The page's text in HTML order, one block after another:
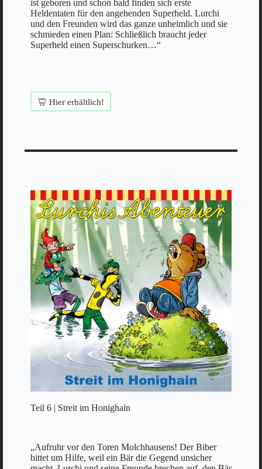
ist geboren und schon bald finden sich erste
Heldentaten für den angehenden Superheld. Lurchi
und den Freunden wird das ganze unheimlich und sie
schmieden einen Plan: Schließlich braucht jeder
Superheld einen Superschurken…“
Hier erhältlich!
Teil 6 | Streit im Honighain
„Aufruhr vor den Toren Molchhausens! Der Biber
bittet um Hilfe, weil ein Bär die Gegend unsicher